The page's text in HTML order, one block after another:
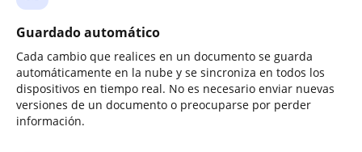
Guardado automático
Cada cambio que realices en un documento se guarda
automáticamente en la nube y se sincroniza en todos los
dispositivos en tiempo real. No es necesario enviar nuevas
versiones de un documento o preocuparse por perder
información.